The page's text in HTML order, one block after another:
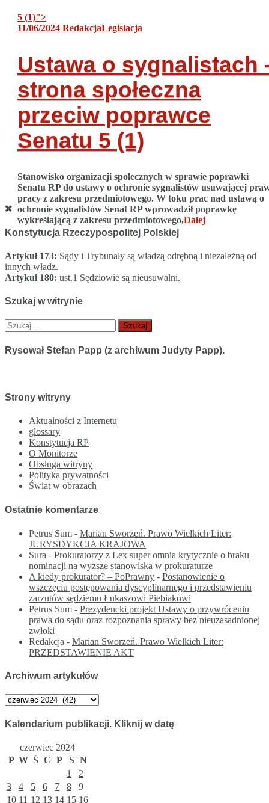
5 (1)">
11/06/2024 RedakcjaLegislacja
Ustawa o sygnalistach
strona społeczna
przeciw poprawce
Senatu 5 (1)
Stanowisko organizacji społecznych w sprawie poprawki
Senatu RP do ustawy o ochronie sygnalistów usuwającej
pracy z zakresu przedmiotowego. W toku prac nad ustawą o
ochronie sygnalistów Senat RP wprowadził poprawkę
wykreślającą z zakresu przedmiotowego,Dalej
Konstytucja Rzeczypospolitej Polskiej
Artykuł 173: Sądy i Trybunały są władzą odrębną i niezależną od
innych władz.
Artykuł 180: ust.1 Sędziowie są nieusuwalni.
Szukaj w witrynie
Szukaj:
Rysował Stefan Papp (z archiwum Judyty Papp).
Strony witryny
Aktualności z Internetu
glossary
Konstytucja RP
O Monitorze
Obsługa witryny
Polityka prywatności
Świat w obrazach
Ostatnie komentarze
Petrus Sum - Marian Sworzeń. Prawo Wielkich Liter:
JURYSDYKCJA KRAJOWA
Sura - Prokuratorzy z Lex super omnia krytycznie o braku
nominacji na wyższe stanowiska w prokuraturze
A kiedy prokurator? – PoPrawny - Postanowienie o
wszczęciu postępowania dyscyplinarnego i przedstawieniu
zarzutów sędziemu Łukaszowi Piebiakowi
Petrus Sum - Prezydencki projekt Ustawy o przywróceniu
prawa do sądu oraz rozpoznania sprawy bez nieuzasadnionej
zwłoki
Redakcja - Marian Sworzeń. Prawo Wielkich Liter:
PRZEDSTAWIENIE AKT
Archiwum artykułów
Archiwum
Kalendarium publikacji. Kliknij w datę
czerwiec 2024
P W Ś C P S N
1
2
3
4 5 6 7 8
9
10 11 12 13 14 15 16